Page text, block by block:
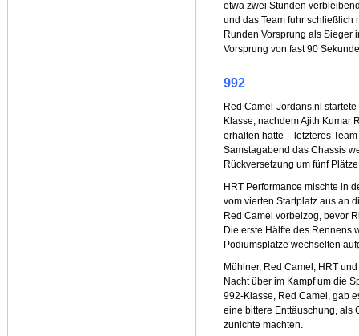
etwa zwei Stunden
und das Team fuhr schließlich
Runden Vorsprung als Sieger
Vorsprung von fast 90
992
Red Camel-Jordans.nl
Klasse, nachdem Ajith Kumar
erhalten hatte – letzteres
Samstagabend das Chassis
Rückversetzung um fünf
HRT Performance mischte in
vom vierten Startplatz aus an
Red Camel vorbeizog, bevor
Die erste Hälfte des Rennens
Podiumsplätze wechselten
Mühlner, Red Camel, HRT
Nacht über im Kampf um die
992-Klasse, Red Camel, gab
eine bittere Enttäuschung, als
zunichte machten.